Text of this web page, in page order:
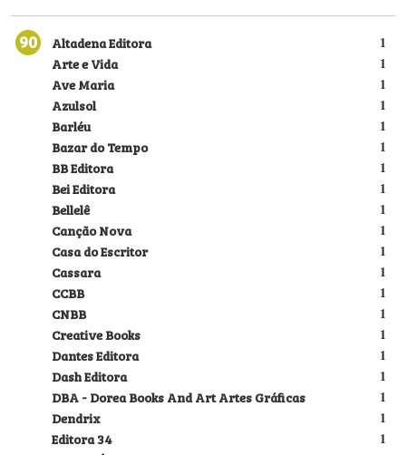
90 1
Altadena Editora
1
Arte e Vida
1
Ave Maria
1
Azulsol
1
Barléu
1
Bazar do Tempo
1
BB Editora
1
Bei Editora
1
Bellelê
1
Canção Nova
1
Casa do Escritor
1
Cassara
1
CCBB
1
CNBB
1
Creative Books
1
Dantes Editora
1
Dash Editora
1
DBA - Dorea Books And Art Artes Gráficas
1
Dendrix
1
Editora 34